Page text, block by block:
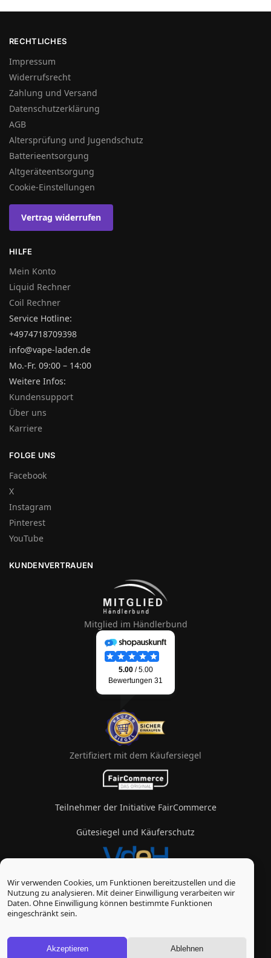
Wir verwenden Cookies, um Funktionen bereitzustellen und die
Nutzung zu analysieren. Mit deiner Einwilligung verarbeiten wir
Daten. Ohne Einwilligung können bestimmte Funktionen
eingeschränkt sein.
Akzeptieren Ablehnen
RECHTLICHES
Impressum
Widerrufsrecht
Zahlung und Versand
Datenschutzerklärung
AGB
Altersprüfung und Jugendschutz
Batterieentsorgung
Altgeräteentsorgung
Cookie-Einstellungen
Vertrag widerrufen
HILFE
Mein Konto
Liquid Rechner
Coil Rechner
Service Hotline:
+4974718709398
info@vape-laden.de
Mo.-Fr. 09:00 – 14:00
Weitere Infos:
Kundensupport
Über uns
Karriere
FOLGE UNS
Facebook
X
Instagram
Pinterest
YouTube
KUNDENVERTRAUEN
Mitglied im Händlerbund
Zertifiziert mit dem Käufersiegel
Teilnehmer der Initiative FairCommerce
Gütesiegel und Käuferschutz
Mitglied im Verband des eZigarettenhandels
© Vape-Laden 2026
Versandkosten , wenn nicht anders beschrieben